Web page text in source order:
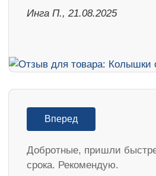
Инга П., 21.08.2025
Вперед
Добротные, пришли
срока. Рекомендую.